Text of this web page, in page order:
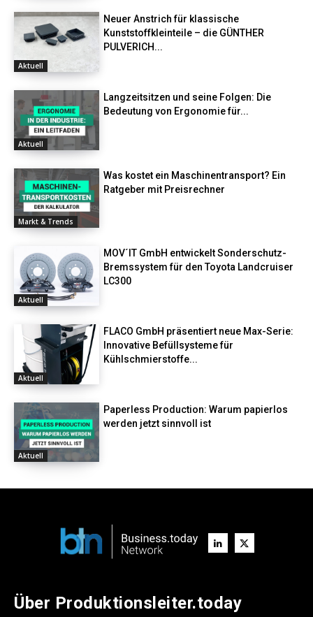
Aktuell
Neuer Anstrich für klassische
Kunststoffkleinteile – die GÜNTHER
PULVERICH...
Aktuell
Langzeitsitzen und seine Folgen: Die
Bedeutung von Ergonomie für...
Markt & Trends
Was kostet ein Maschinentransport? Ein
Ratgeber mit Preisrechner
Aktuell
MOV´IT GmbH entwickelt Sonderschutz-
Bremssystem für den Toyota Landcruiser
LC300
Aktuell
FLACO GmbH präsentiert neue Max-Serie:
Innovative Befüllsysteme für
Kühlschmierstoffe...
Aktuell
Paperless Production: Warum papierlos
werden jetzt sinnvoll ist
Über Produktionsleiter.today